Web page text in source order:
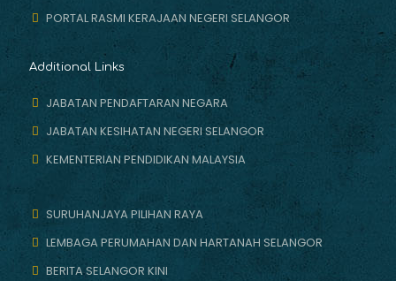
PORTAL RASMI KERAJAAN NEGERI SELANGOR
Additional Links
JABATAN PENDAFTARAN NEGARA
JABATAN KESIHATAN NEGERI SELANGOR
KEMENTERIAN PENDIDIKAN MALAYSIA
SURUHANJAYA PILIHAN RAYA
LEMBAGA PERUMAHAN DAN HARTANAH SELANGOR
BERITA SELANGOR KINI